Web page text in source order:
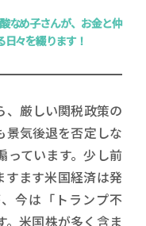
なめ子さんが、お金と仲
々を綴ります！
厳しい関税政策の
景気後退を否定しな
っています。少し前
すます米国経済は発
今は「トランプ不
米国株が多く含ま